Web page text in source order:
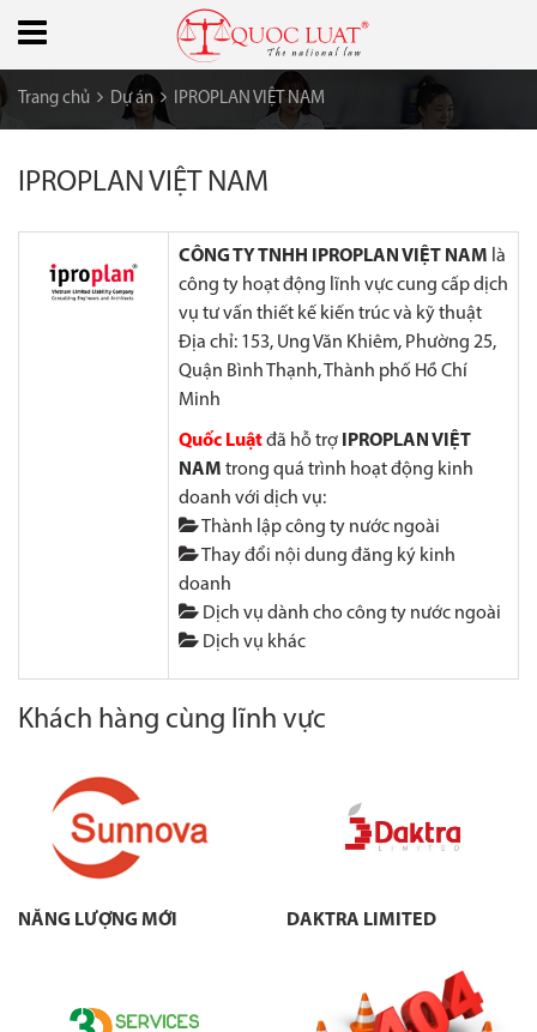
Trang chủ Dự án IPROPLAN VIỆT NAM
IPROPLAN VIỆT NAM
CÔNG TY TNHH IPROPLAN VIỆT NAM là
công ty hoạt động lĩnh vực cung cấp dịch
vụ tư vấn thiết kế kiến trúc và kỹ thuật
Địa chỉ: 153, Ung Văn Khiêm, Phường 25,
Quận Bình Thạnh, Thành phố Hồ Chí
Minh
Quốc Luậtđã hỗ trợ
IPROPLAN VIỆT
NAM trong quá trình hoạt động kinh
doanh với dịch vụ:
Thành lập công ty nước ngoài
Thay đổi nội dung đăng ký kinh
doanh
Dịch vụ dành cho công ty nước ngoài
Dịch vụ khác
Khách hàng cùng lĩnh vực
NĂNG LƯỢNG MỚI DAKTRA LIMITED